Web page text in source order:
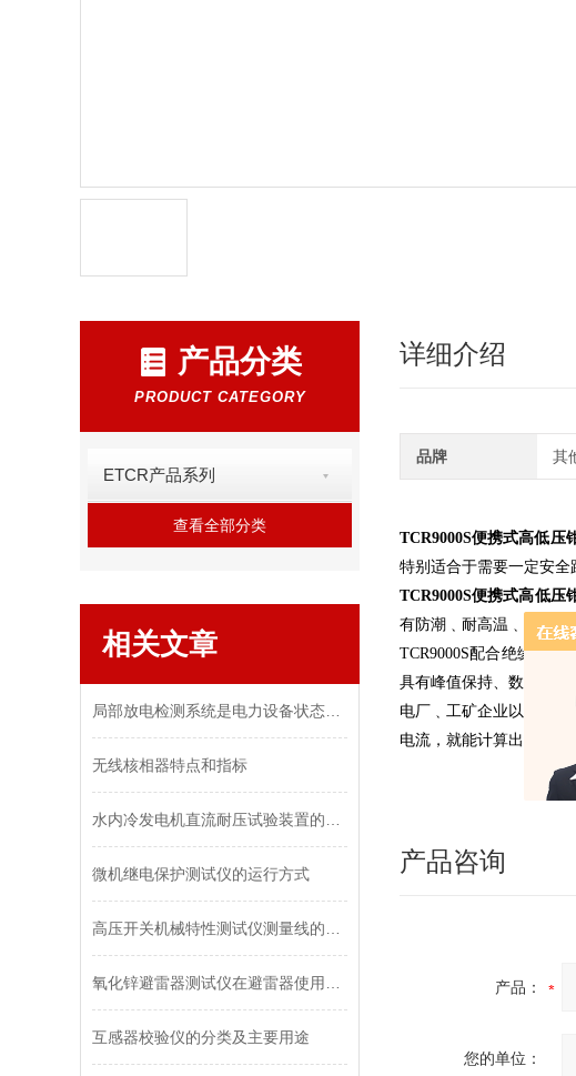
产品分类
PRODUCT CATEGORY
ETCR产品系列
查看全部分类
相关文章
无线核相器特点和指标
微机继电保护测试仪的运行方式
互感器校验仪的分类及主要用途
详细介绍
品牌 其
TCR9000S便携式高低压
特别适合于需要一定安全
TCR9000S便携式高低压
有防潮﹑耐高温﹑抗冲击
TCR9000S配合绝缘手柄
具有峰值保持、数据保
电厂﹑工矿企业以及检
电流，就能计算出低压互
产品咨询
产品：
您的单位：